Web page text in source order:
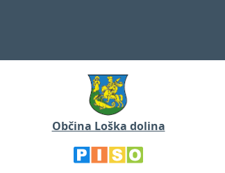
Občina Loška dolina